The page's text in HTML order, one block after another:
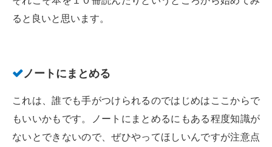
ると良いと思います。
ノートにまとめる
これは、誰でも手がつけられるのではじめはここからで
もいいかもです。ノートにまとめるにもある程度知識が
ないとできないので、ぜひやってほしいんですが注意点